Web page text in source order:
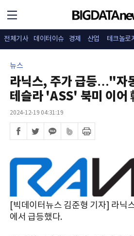
전체기사 데이터이슈 경제 산업 테크놀로
뉴스
라닉스, 주가 급등…"자
테슬라 'ASS' 북미 이어
2024-12-19 04:31:19
[빅데이터뉴스 김준형 기자] 라닉
에서 급등했다.